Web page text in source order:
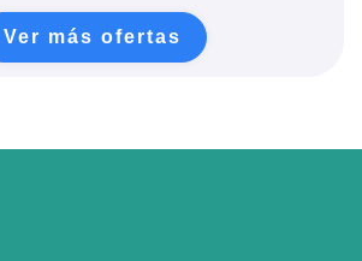
Ver más ofertas